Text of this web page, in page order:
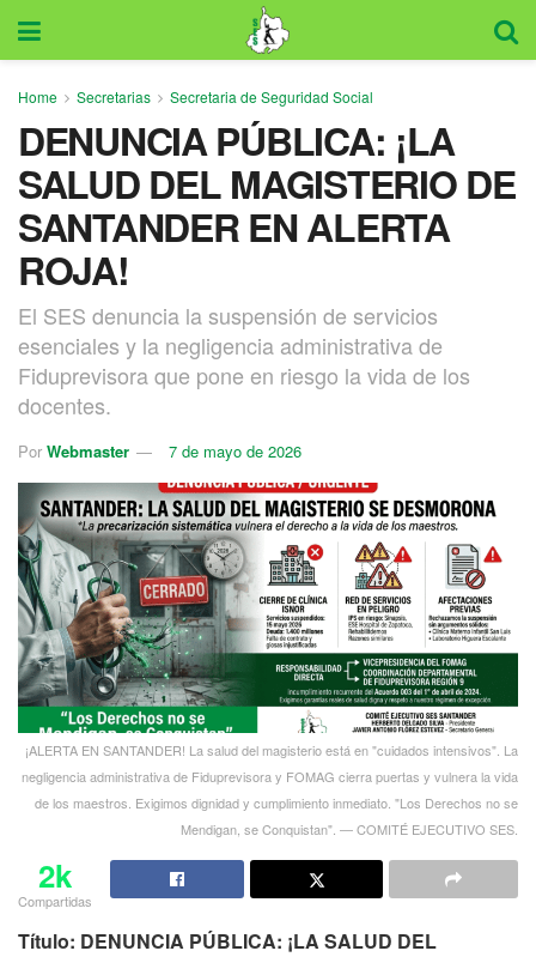
Home Secretarias Secretaria de Seguridad Social
DENUNCIA PÚBLICA: ¡LA
SALUD DEL MAGISTERIO DE
SANTANDER EN ALERTA
ROJA!
El SES denuncia la suspensión de servicios
esenciales y la negligencia administrativa de
Fiduprevisora que pone en riesgo la vida de los
docentes.
Por Webmaster 7 de mayo de 2026
¡ALERTA EN SANTANDER! La salud del magisterio está en "cuidados intensivos". La
negligencia administrativa de Fiduprevisora y FOMAG cierra puertas y vulnera la vida
de los maestros. Exigimos dignidad y cumplimiento inmediato. "Los Derechos no se
Mendigan, se Conquistan". — COMITÉ EJECUTIVO SES.
2k
Compartidas
Título: DENUNCIA PÚBLICA: ¡LA SALUD DEL